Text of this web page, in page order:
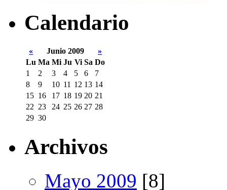
Calendario
« Junio 2009
»
Lu Ma Mi Ju Vi Sa Do
1
2 3 4 5 6
7
8
9 10 11 12 13 14
15 16 17 18 19 20 21
22 23 24 25 26 27 28
29 30
Archivos
Mayo 2009 [8]